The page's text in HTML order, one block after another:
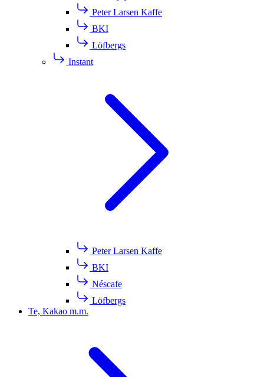
Peter Larsen Kaffe
BKI
Löfbergs
Instant
Peter Larsen Kaffe
BKI
Néscafe
Löfbergs
Te, Kakao m.m.